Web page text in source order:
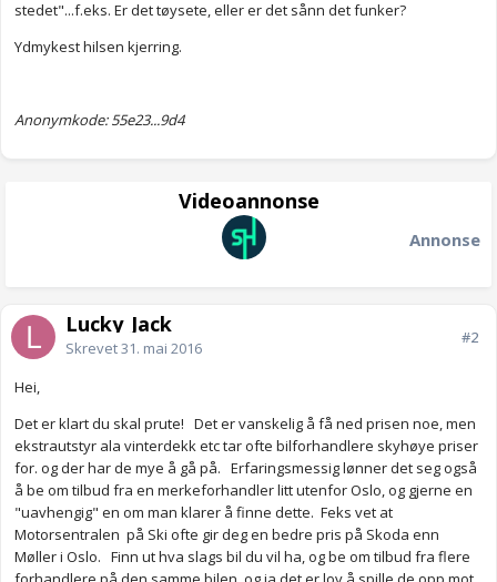
stedet"...f.eks. Er det tøysete, eller er det sånn det funker?
Ydmykest hilsen kjerring.
Anonymkode: 55e23...9d4
Videoannonse
Annonse
Lucky_Jack
Skrevet31. mai 2016
#2
Hei,
Det er klart du skal prute! Det er vanskelig å få ned prisen noe, men
ekstrautstyr ala vinterdekk etc tar ofte bilforhandlere skyhøye priser
for. og der har de mye å gå på. Erfaringsmessig lønner det seg også
å be om tilbud fra en merkeforhandler litt utenfor Oslo, og gjerne en
"uavhengig" en om man klarer å finne dette. Feks vet at
Motorsentralen på Ski ofte gir deg en bedre pris på Skoda enn
Møller i Oslo. Finn ut hva slags bil du vil ha, og be om tilbud fra flere